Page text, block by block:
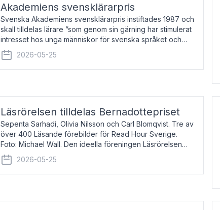
Akademiens svensklärarpris
Svenska Akademiens svensklärarpris instiftades 1987 och
skall tilldelas lärare ”som genom sin gärning har stimulerat
intresset hos unga människor för svenska språket och
litteraturen”. Prisutdelning och samtal med pristagarna
äger rum under
2026-05-25
Läsrörelsen tilldelas Bernadottepriset
Sepenta Sarhadi, Olivia Nilsson och Carl Blomqvist. Tre av
över 400 Läsande förebilder för Read Hour Sverige.
Foto: Michael Wall. Den ideella föreningen Läsrörelsen
tilldelas Bernadottepriset 2026 för att den under ett kvarts
sekel gjort re
2026-05-25